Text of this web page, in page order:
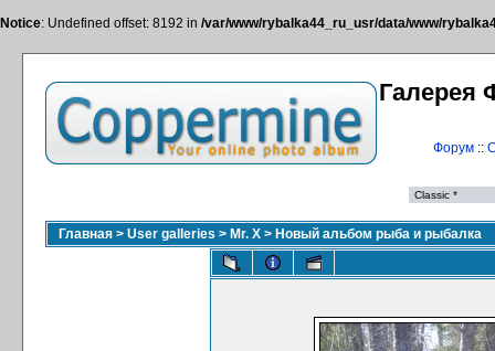
Notice: Undefined offset: 8192 in /var/www/rybalka44_ru_usr/data/www/
Галерея
Форум::
Главная > User galleries > Mr. X > Новый альбом рыба и рыбалка